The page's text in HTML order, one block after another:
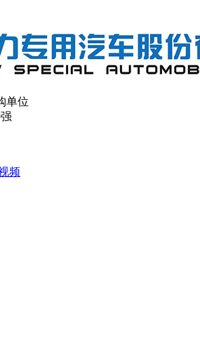
单位
频